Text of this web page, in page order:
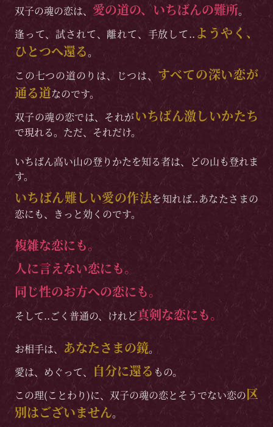
双子の魂の恋は、 愛の道の、いちばんの難所。
逢って、試されて、離れて、手放して.. ようやく、
ひとつへ還る。
この七つの道のりは、じつは、すべての深い恋が
通る道なのです。
双子の魂の恋では、それがいちばん激しいかたち
で現れる。ただ、それだけ。
いちばん高い山の登りかたを知る者は、どの山も登れま
す。
いちばん難しい愛の作法を知れば..あなたさまの
恋にも、きっと効くのです。
複雑な恋にも。
人に言えない恋にも。
同じ性のお方への恋にも。
そして..ごく普通の、けれど真剣な恋にも。
お相手は、 あなたさまの鏡。
愛は、めぐって、
自分に還る もの。
この理(ことわり)に、双子の魂の恋とそうでない恋の区
別はございません。